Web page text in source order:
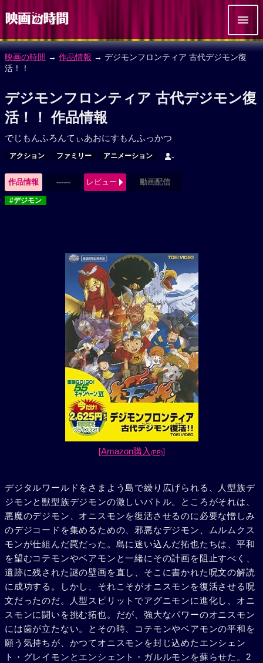
映画の時間 → 作品情報 → デジモンフロンティア 古代デジモン復
活！！
デジモンフロンティア 古代デジモン復
活！！ 作品情報
でじもんふろんてぃあおにすもんふっかつ
アクション ファミリー アニメーション -
作品情報 ------ レビュー 動画配信
#デジモン
[Amazon購入 (PR)]
デジタルワールドをさまよう島で繰り広げられる、人型族デ
ジモンと獣型族デジモンの激しいバトル。ところがそれは、
悪魔のデジモン、オニスモンを復活させるのに必要な憎しみ
のデジコードを集めるための、邪悪なデジモン、ムルムクス
モンが仕組んだ罠だった。島に迷い込んだ拓也たちは、平和
を望むコテモンやベアモンと一緒にその計画を阻止すべく、
遺跡に残された謎の壁画を直し、そこに書かれた呪文の解読
に成功する。しかし、それこそがオニスモンを復活させる呪
文だったのだ。人型スピリットでアグニモンに進化し、オニ
スモンに闘いを挑む拓也。だが、強大なパワーのオニスモン
には歯が立たない。とその時、コテモンやベアモンの平和を
願う気持ちが、かつてオニスモンを封じ込めたエンシェン
ト・グレイモンとエンシェント・ガルルモンを蘇らせた。2